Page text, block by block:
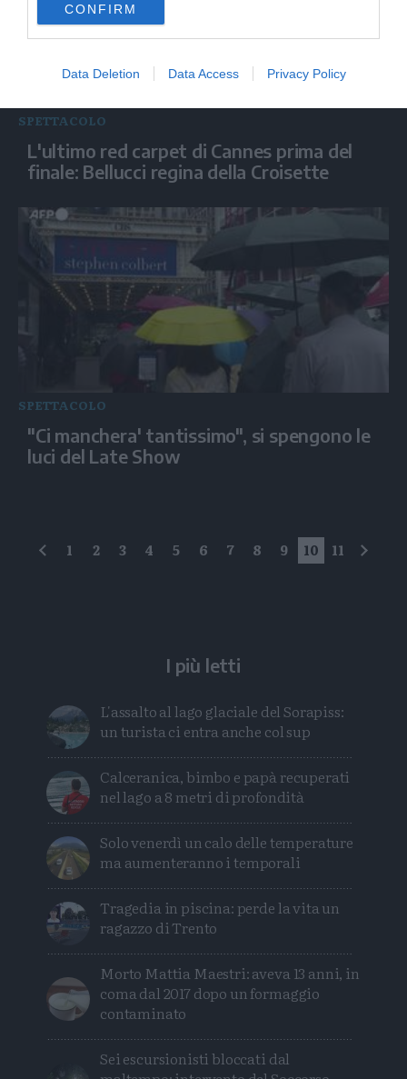
CONFIRM
Data Deletion Data Access Privacy Policy
SPETTACOLO
L'ultimo red carpet di Cannes prima del
finale: Bellucci regina della Croisette
SPETTACOLO
"Ci manchera' tantissimo", si spengono le
luci del Late Show
precedente
1 2 3 4 5 6 7 8 9 10 11
I più letti
L'assalto al lago glaciale del Sorapiss:
un turista ci entra anche col sup
Calceranica, bimbo e papà recuperati
nel lago a 8 metri di profondità
Solo venerdì un calo delle temperature
ma aumenteranno i temporali
Tragedia in piscina: perde la vita un
ragazzo di Trento
Morto Mattia Maestri: aveva 13 anni, in
coma dal 2017 dopo un formaggio
contaminato
Sei escursionisti bloccati dal